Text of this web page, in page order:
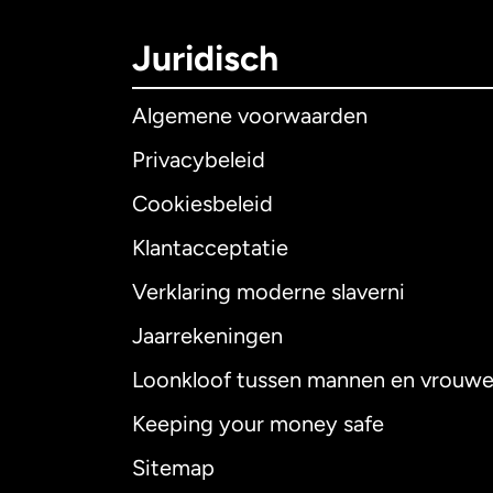
Juridisch
Algemene voorwaarden
Privacybeleid
Cookiesbeleid
Klantacceptatie
Verklaring moderne slaverni
Jaarrekeningen
Loonkloof tussen mannen en
Keeping your money safe
Sitemap
Australië